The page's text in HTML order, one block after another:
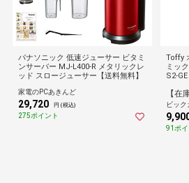
パナソニック 低速ジューサー ビタミ
ンサーバー MJ-L400-R メタリックレ
ッド スロージューサー【送料無料】
家電のPCあきんど
29,720 円 (税込)
275ポイント
Toffy
ミッ
S2-GE
ビック
91ポイ